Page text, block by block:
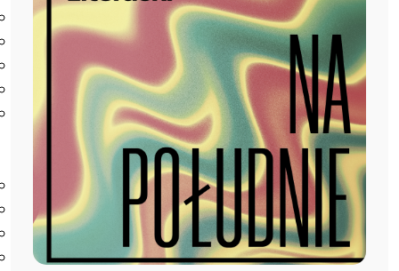
Szkolenia
Szkoła Doktorska Anthropos
Erasmus
Olimpiada Literatury i Języka Polskiego
Olimpiada Literatury i Języka Polskiego dla Szkół
Podstawowych
Biblioteka
O bibliotece
Godziny otwarcia
Katalog
Nowości